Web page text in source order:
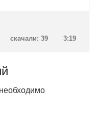
3:19
скачали: 39